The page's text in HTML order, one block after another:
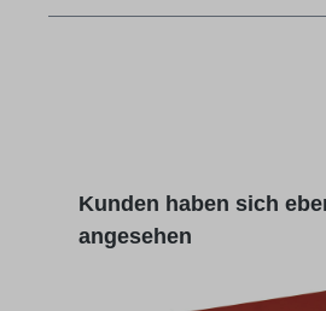
Produktgalerie überspringen
Kunden haben sich
angesehen